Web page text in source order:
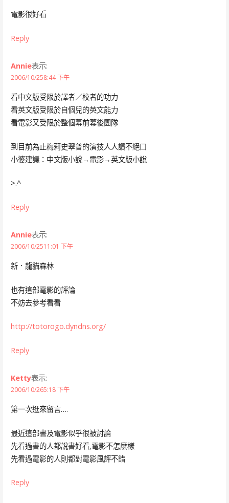
電影很好看
Reply
Annie表示:
2006/10/258:44 下午
看中文版受限於譯者／校者的功力
看英文版受限於自個兒的英文能力
看電影又受限於整個幕前幕後團隊
到目前為止梅莉史翠普的演技人人讚不絕口
小婆建議：中文版小說→電影→英文版小說
>.^
Reply
Annie表示:
2006/10/2511:01 下午
新．龍貓森林
也有這部電影的評論
不妨去參考看看
http://totorogo.dyndns.org/
Reply
Ketty表示:
2006/10/265:18 下午
第一次逛來留言….
最近這部書及電影似乎很被討論
先看過書的人都說書好看,電影不怎麼樣
先看過電影的人則都對電影風評不錯
Reply